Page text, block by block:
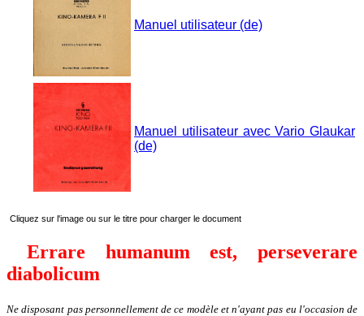
Manuel utilisateur (de)
Manuel utilisateur avec Vario Glaukar
(de)
Cliquez sur l'image ou sur le titre pour charger le document
Errare humanum est, perseverare
diabolicum
Ne disposant pas personnellement de ce modèle et n'ayant pas eu l'occasion de